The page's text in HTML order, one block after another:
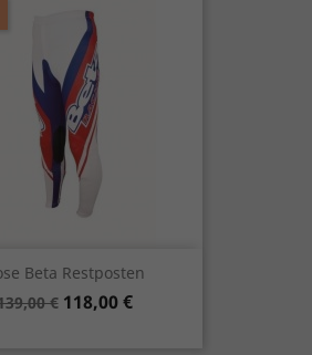
Beta Restposten
€ Preis
118,00 €